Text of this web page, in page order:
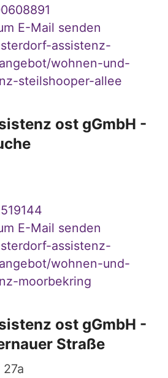
E-Mail senden
assistenz-
wohnen-und-
steilshooper-allee
ost gGmbH -
E-Mail senden
assistenz-
wohnen-und-
moorbekring
ost gGmbH -
Straße